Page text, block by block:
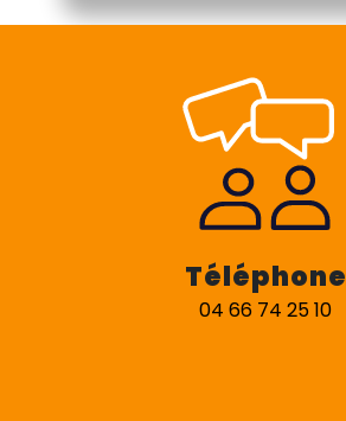
Téléphone
04 66 74 25 10